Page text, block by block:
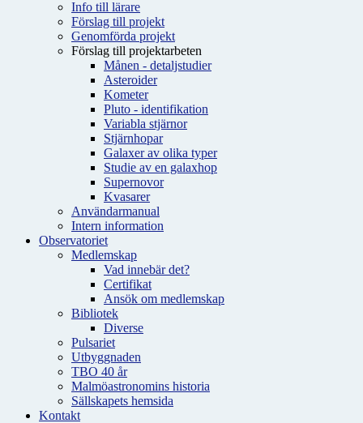
Info till lärare
Förslag till projekt
Genomförda projekt
Förslag till projektarbeten
Månen - detaljstudier
Asteroider
Kometer
Pluto - identifikation
Variabla stjärnor
Stjärnhopar
Galaxer av olika typer
Studie av en galaxhop
Supernovor
Kvasarer
Användarmanual
Intern information
Observatoriet
Medlemskap
Vad innebär det?
Certifikat
Ansök om medlemskap
Bibliotek
Diverse
Pulsariet
Utbyggnaden
TBO 40 år
Malmöastronomins historia
Sällskapets hemsida
Kontakt